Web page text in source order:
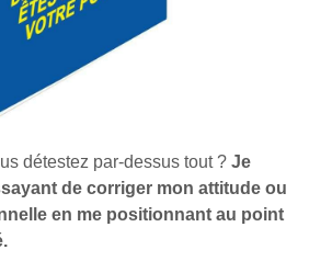
détestez par-dessus tout ? Je
de corriger mon attitude ou
en me positionnant au point